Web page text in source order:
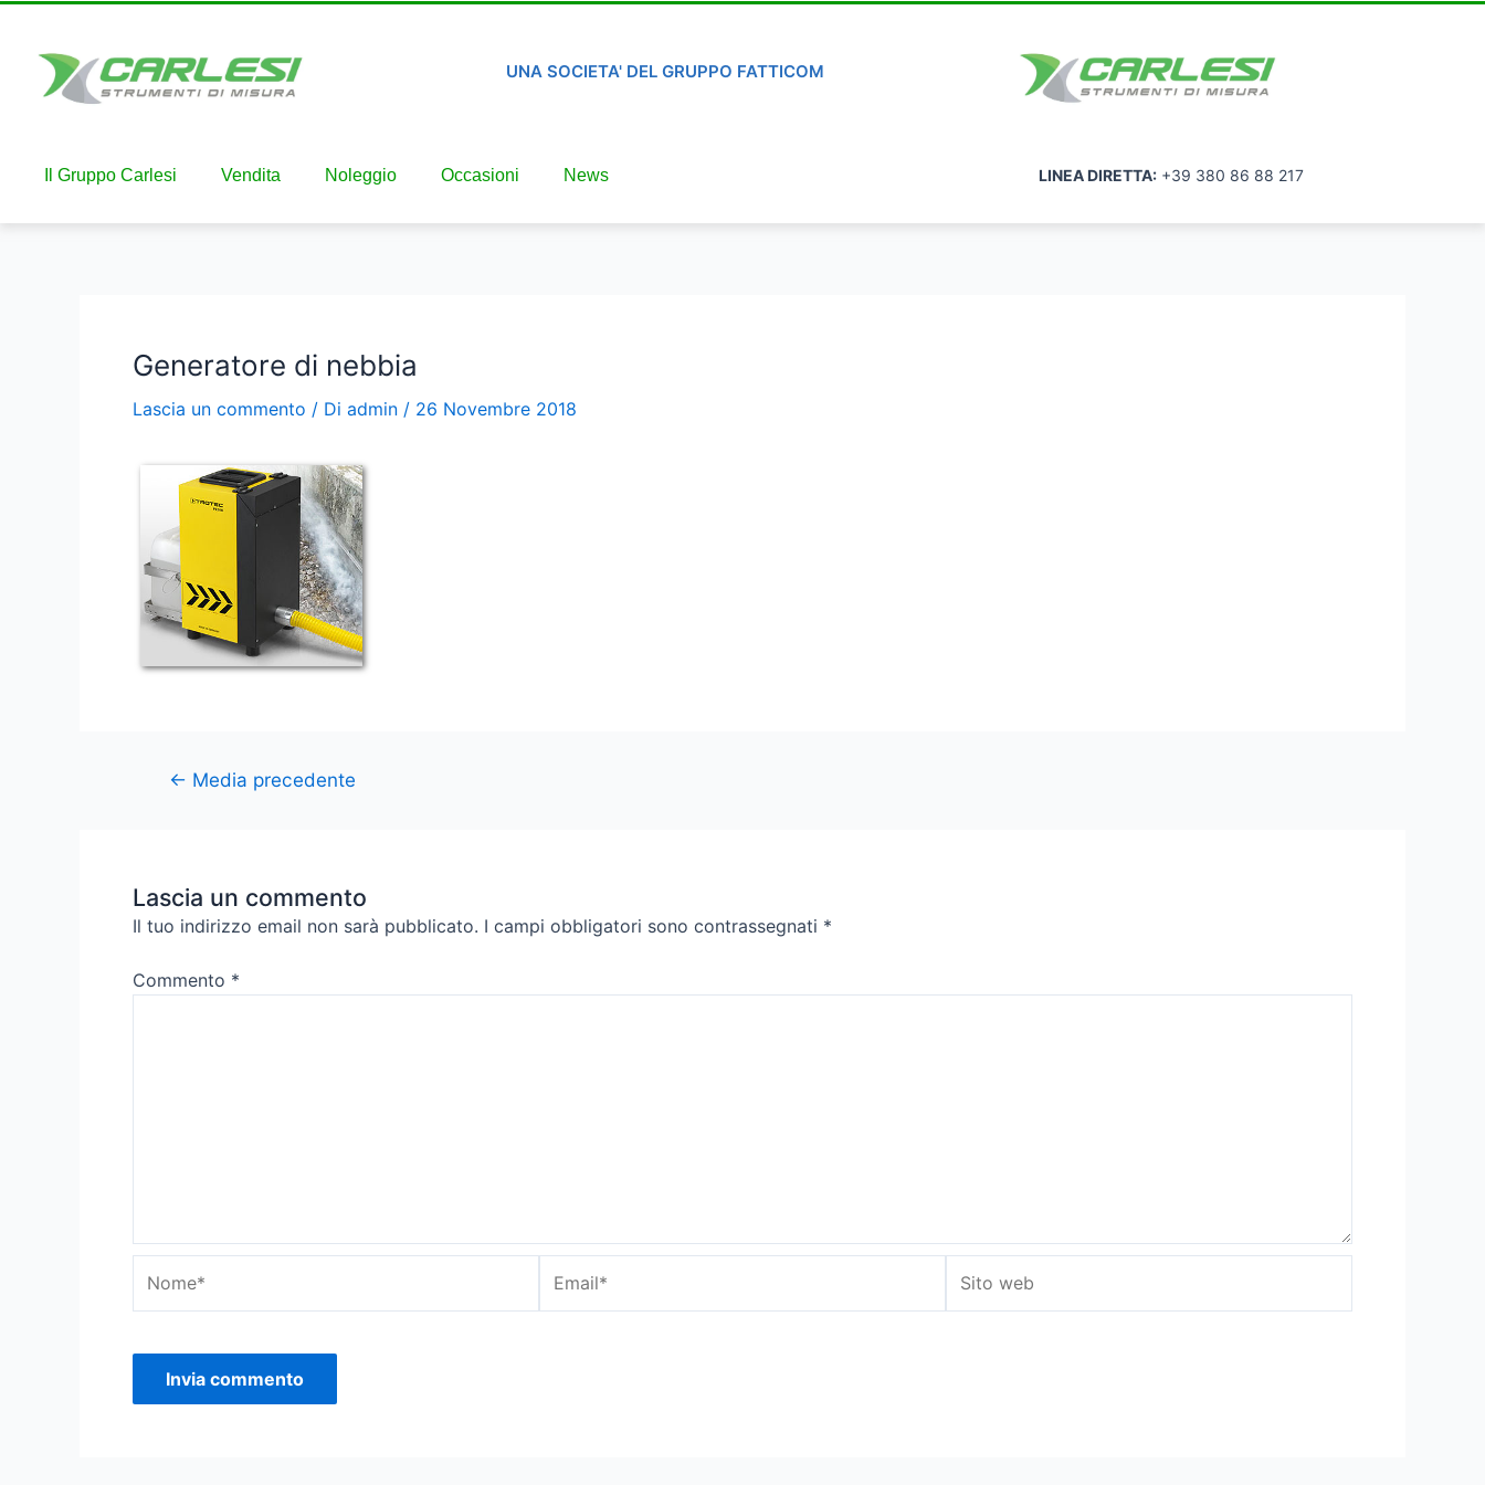
UNA SOCIETA' DEL GRUPPO FATTICOM
Il Gruppo Carlesi Vendita Noleggio Occasioni News LINEA DIRETTA: +39 380 86 88 217
Generatore di nebbia
Lascia un commento / Di admin / 26 Novembre 2018
← Media precedente
Lascia un commento
Il tuo indirizzo email non sarà pubblicato. I campi obbligatori sono contrassegnati *
Commento *